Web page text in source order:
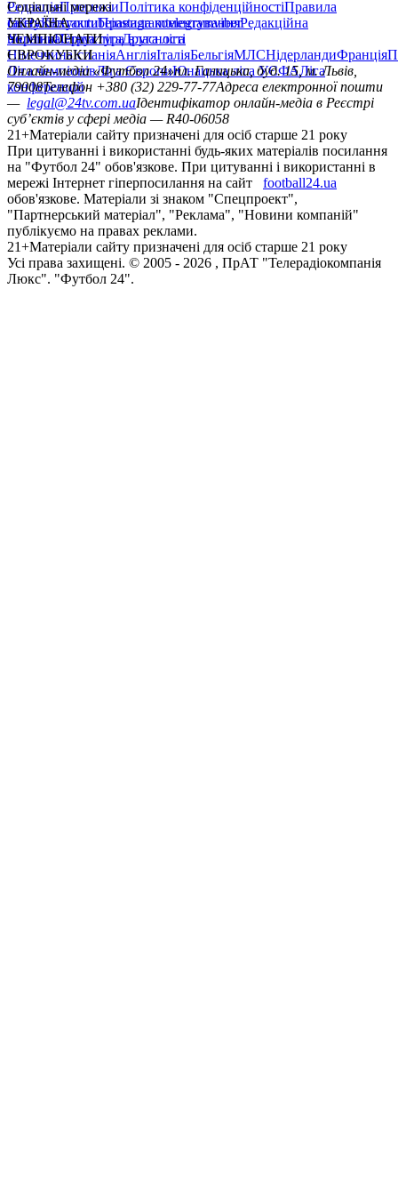
РедакціяПрогнозиПолітика конфіденційностіПравила
сайтуКонтактиПравила коментуванняРедакційна
політикаСтруктура власності
Соціальні мережі
facebookxyoutubeinstagramtelegramviber
УКРАЇНА
УкраїнаПерша лігаДруга ліга
ЧЕМПІОНАТИ
НімеччинаІспаніяАнгліяІталіяБельгіяМЛСНідерландиФранція
ЄВРОКУБКИ
Ліга чемпіонівЛіга ЄвропиЮнацька ліга УЄФАЛіга
конференцій
Онлайн-медіа «Футбол 24»пл. Галицька, буд. 15, м. Львів,
79008Телефон +380 (32) 229-77-77Адреса електронної пошти
— legal@24tv.com.uaІдентифікатор онлайн-медіа в Реєстрі
суб’єктів у сфері медіа — R40-06058
21+Матеріали сайту призначені для осіб старше 21 року
При цитуванні і використанні будь-яких матеріалів посилання
на "Футбол 24" обов'язкове. При цитуванні і використанні в
мережі Інтернет гіперпосилання на сайт
football24.ua
обов'язкове. Матеріали зі знаком "Спецпроект",
"Партнерський матеріал", "Реклама", "Новини компаній"
публікуємо на правах реклами.
21+Матеріали сайту призначені для осіб старше 21 року
Усi права захищенi. © 2005 - 2026 , ПрАТ "Телерадіокомпанія
Люкс". "Футбол 24".